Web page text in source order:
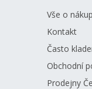
Vše o
Kontakt
Často
Obchodní
Prodejny